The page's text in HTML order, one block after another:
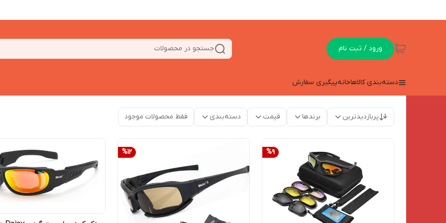
ورود / ثبت نام جستجو در محصولات
دسته‌بندی کالاهاخانهپیگیری سفارش
پربازدیدترین برندها قیمت دسته‌بندی فقط محصولات موجود
%9
%12